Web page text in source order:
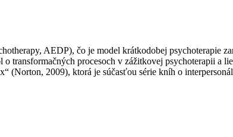
AEDP), čo je model krátkodobej psychoterapie
transformačných procesoch v zážitkovej psychoterapii a
(Norton, 2009), ktorá je súčasťou série kníh o